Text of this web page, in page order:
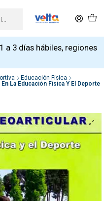
a 3 días hábiles, regiones
Educación Física
La Educación Física Y El Deporte